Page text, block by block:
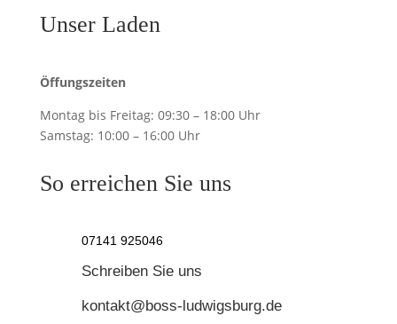
Unser Laden
Öffungszeiten
Montag bis Freitag: 09:30 – 18:00 Uhr
Samstag: 10:00 – 16:00 Uhr
So erreichen Sie uns
07141 925046
Schreiben Sie uns
kontakt@boss-ludwigsburg.de